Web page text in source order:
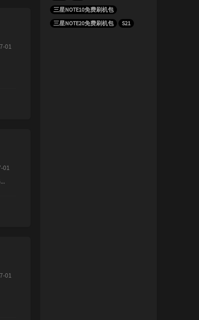
01
01
01
三星NOTE10免费刷机包
三星NOTE20免费刷机包
S21